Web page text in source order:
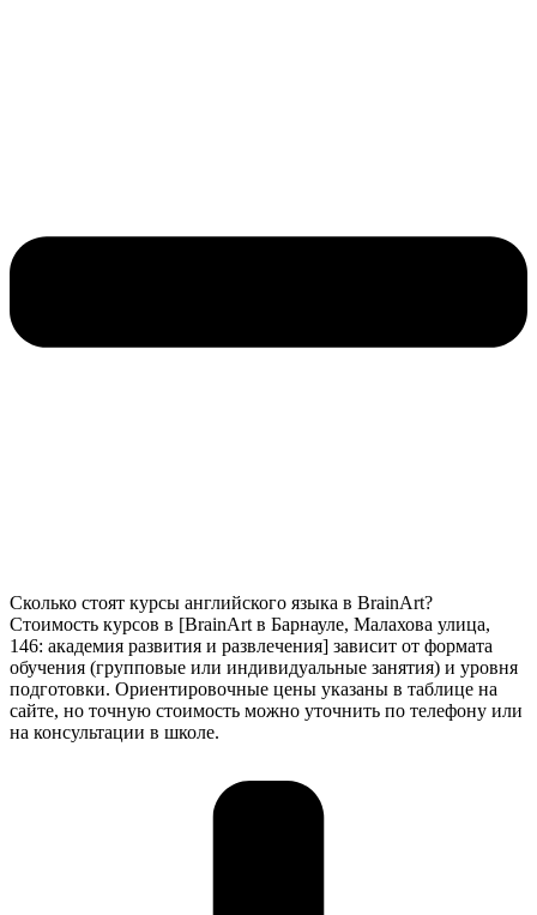
Сколько стоят курсы английского языка в BrainArt?
Стоимость курсов в [BrainArt в Барнауле, Малахова улица,
146: академия развития и развлечения] зависит от формата
обучения (групповые или индивидуальные занятия) и уровня
подготовки. Ориентировочные цены указаны в таблице на
сайте, но точную стоимость можно уточнить по телефону или
на консультации в школе.